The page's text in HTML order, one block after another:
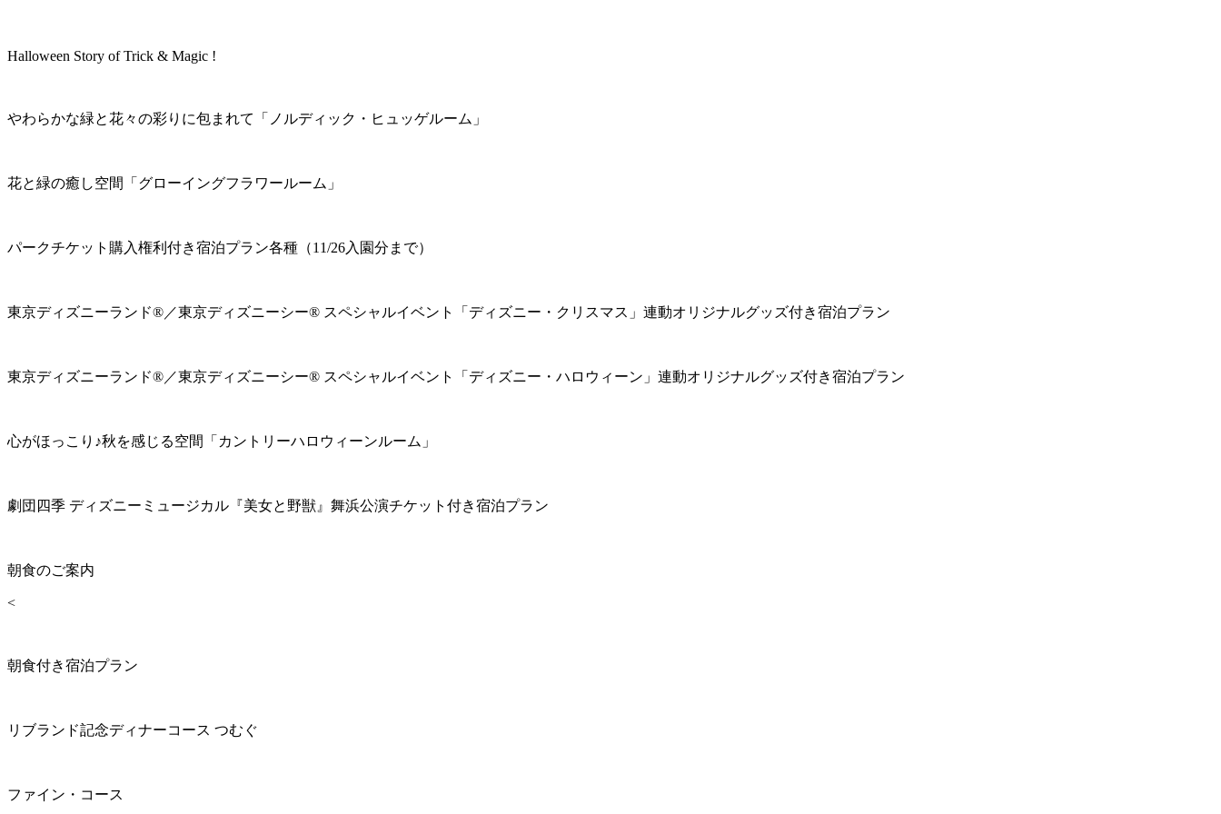
Halloween Story of Trick & Magic !
やわらかな緑と花々の彩りに包まれて「ノルディック・ヒュッゲルーム」
花と緑の癒し空間「グローイングフラワールーム」
パークチケット購入権利付き宿泊プラン各種（11/26入園分まで）
東京ディズニーランド®／東京ディズニーシー® スペシャルイベント「ディズニー・クリスマス」連動オリジナルグッズ付き宿泊プラン
東京ディズニーランド®／東京ディズニーシー® スペシャルイベント「ディズニー・ハロウィーン」連動オリジナルグッズ付き宿泊プラン
心がほっこり♪秋を感じる空間「カントリーハロウィーンルーム」
劇団四季 ディズニーミュージカル『美女と野獣』舞浜公演チケット付き宿泊プラン
朝食のご案内
<
朝食付き宿泊プラン
リブランド記念ディナーコース つむぐ
ファイン・コース